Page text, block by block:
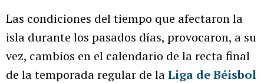
Las condiciones del tiempo que afectaron la
isla durante los pasados días, provocaron, a su
vez, cambios en el calendario de la recta final
de la temporada regular de laLiga de Béisbol